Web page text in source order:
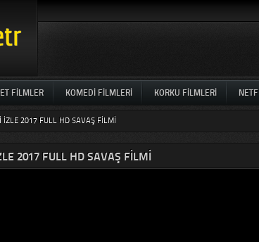
FILMLER KOMEDI FILMLERI KORKU FILMLERI
IZLE 2017 FULL HD SAVAŞ FILMI
2017 FULL HD SAVAŞ FILMI